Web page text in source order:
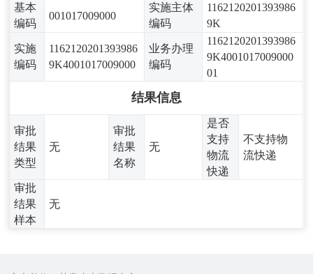
基本
编码
001017009000
实施主体
编码
1162120201393986
9K
实施
编码
1162120201393986
9K4001017009000
业务办理
编码
1162120201393986
9K4001017009000
01
结果信息
审批
结果
类型
无
审批
结果
名称
无
是否
支持
物流
快递
不支持物
流快递
审批
结果
样本
无